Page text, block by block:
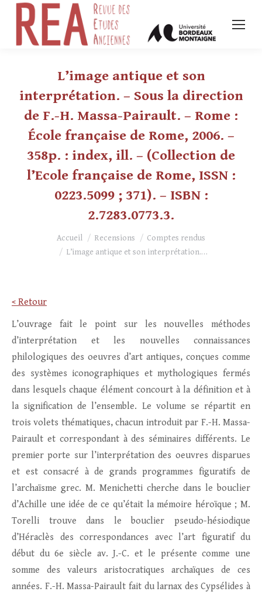
L’image antique et son
interprétation. – Sous la direction
de F.-H. Massa-Pairault. – Rome :
École française de Rome, 2006. –
358p. : index, ill. – (Collection de
l’Ecole française de Rome, ISSN :
0223.5099 ; 371). – ISBN :
2.7283.0773.3.
Vous êtes ici :Accueil Recensions
Comptes rendus
L’image antique et son interprétation.…
< Retour
L’ouvrage fait le point sur les nouvelles méthodes
d’interprétation et les nouvelles connaissances
philologiques des oeuvres d’art antiques, conçues comme
des systèmes iconographiques et mythologiques fermés
dans lesquels chaque élément concourt à la définition et à
la signification de l’ensemble. Le volume se répartit en
trois volets thématiques, chacun introduit par F.-H. Massa-
Pairault et correspondant à des séminaires différents. Le
premier porte sur l’interprétation des oeuvres disparues
et est consacré à de grands programmes figuratifs de
l’archaïsme grec. M. Menichetti cherche dans le bouclier
d’Achille une idée de ce qu’était la mémoire héroïque ; M.
Torelli trouve dans le bouclier pseudo-hésiodique
d’Héraclès des correspondances avec l’art figuratif du
début du 6e siècle av. J.-C. et le présente comme une
somme des valeurs aristocratiques archaïques de ces
années. F.-H. Massa-Pairault fait du larnax des Cypsélides à